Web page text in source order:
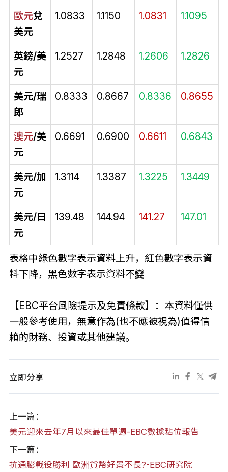
歐元兌
美元
1.0833 1.1150 1.0831 1.1095
英鎊/美
元
1.2527 1.2848 1.2606 1.2826
美元/瑞
郎
0.8333 0.8667 0.8336 0.8655
澳元/美
元
0.6691 0.6900 0.6611 0.6843
美元/加
元
1.3114 1.3387 1.3225 1.3449
美元/日
元
139.48 144.94 141.27 147.01
表格中綠色數字表示資料上升，紅色數字表示資
料下降，黑色數字表示資料不變
【EBC平台風險提示及免責條款】：本資料僅供
一般參考使用，無意作為(也不應被視為)值得信
賴的財務、投資或其他建議。
立即分享
上一篇：
美元迎來去年7月以來最佳單週-EBC數據點位報告
下一篇：
抗通膨戰役勝利 歐洲貨幣好景不長?-EBC研究院